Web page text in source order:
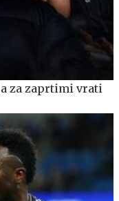
za zaprtimi vrati